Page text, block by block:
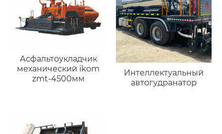
Асфальтоукладчик
механический ikom
zmt-4500мм
Интеллектуальный
автогудранатор